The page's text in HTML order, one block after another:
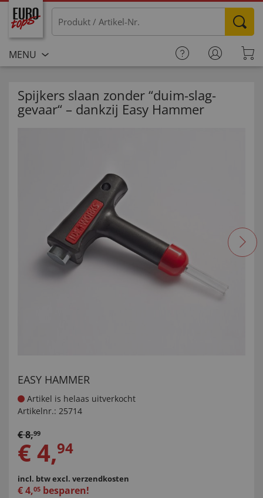
MENU
Spijkers slaan zonder “duim-slag-
gevaar“ – dankzij Easy Hammer
EASY HAMMER
Artikel is helaas uitverkocht
Artikelnr.: 25714
€8,99
€4,94
incl. btwexcl. verzendkosten
€4,05 besparen!